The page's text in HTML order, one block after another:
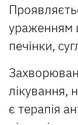
ураженням
печінки,
лікування,
є терапія